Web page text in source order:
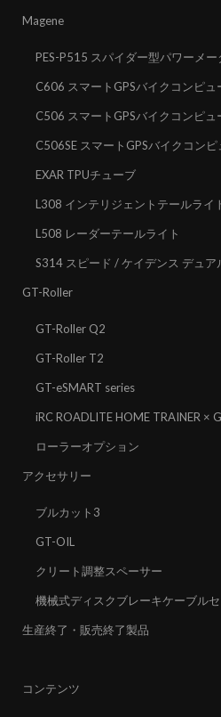
Magene
PES-P515 スパイダー型パワーメー
C606 スマートGPSバイクコンピュ
C506 スマートGPSバイクコンピュ
C506SE スマートGPSバイクコンピ
EXAR TPUチューブ
L308 インテリジェントテールライ
L508 レーダーテールライト
S314 スピード / ケイデンス デュア
GT-Roller
GT-Roller Q2
GT-Roller T2
GT-eSMART series
iRC ROADLITE HOME TRAINER ×
ローラーオプション
アクセサリー
ブルカット3
GT-OIL
クリート調整スペーサー
機械式ディスクブレーキケーブルセ
生産終了・販売終了製品
コンテンツ